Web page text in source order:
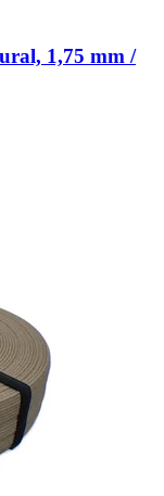
1,75 mm /